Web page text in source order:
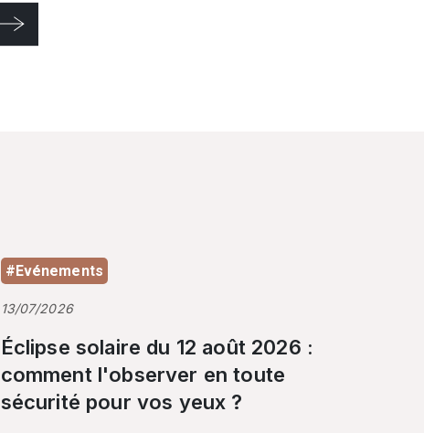
#Evénements
13/07/2026
Éclipse solaire du 12 août 2026 :
comment l'observer en toute
sécurité pour vos yeux ?